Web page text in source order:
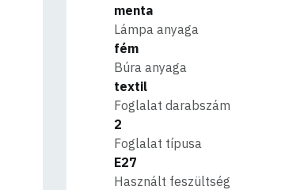
menta
Lámpa anyaga
fém
Búra anyaga
textil
Foglalat darabszám
2
Foglalat típusa
E27
Használt feszültség